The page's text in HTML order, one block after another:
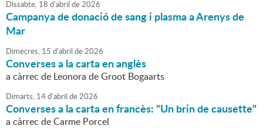
Dissabte, 18 d'abril de2026
Campanya de donació de sang i plasma a Arenys de
Mar
Dimecres, 15 d'abril de2026
Converses a la carta en anglès
a càrrec de Leonora de Groot Bogaarts
Dimarts, 14d'abril de2026
Converses a la carta en francès: "Un brin de causette"
a càrrec de Carme Porcel